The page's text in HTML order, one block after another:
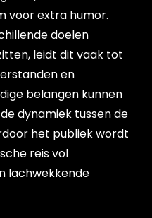
voor extra humor.
doelen
leidt dit vaak tot
en
belangen kunnen
dynamiek tussen de
het publiek wordt
reis vol
lachwekkende